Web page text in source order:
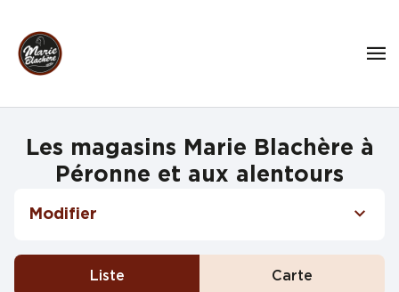
Les magasins Marie Blachère à
Péronne et aux alentours
Modifier
Liste Carte